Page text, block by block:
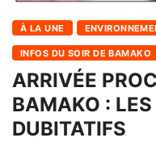
À LA UNE
INFOS DU SOIR DE BAMAKO
ARRIVÉE
BAMAKO :
DUBITATIFS